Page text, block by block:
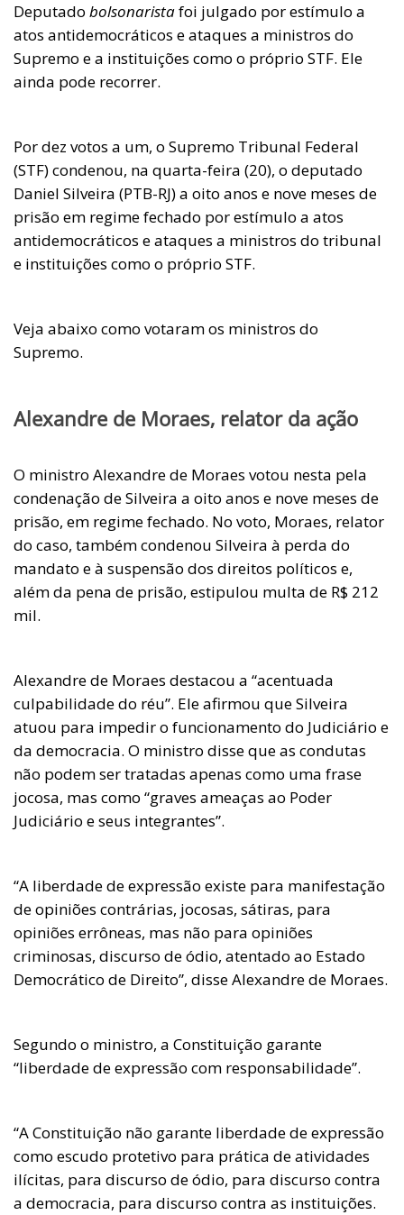
Deputado bolsonaristafoi julgado por estímulo a
atos antidemocráticos e ataques a ministros do
Supremo e a instituições como o próprio STF. Ele
ainda pode recorrer.
Por dez votos a um, o Supremo Tribunal Federal
(STF) condenou, na quarta-feira (20), o deputado
Daniel Silveira (PTB-RJ) a oito anos e nove meses de
prisão em regime fechado por estímulo a atos
antidemocráticos e ataques a ministros do tribunal
e instituições como o próprio STF.
Veja abaixo como votaram os ministros do
Supremo.
Alexandre de Moraes, relator da ação
O ministro Alexandre de Moraes votou nesta pela
condenação de Silveira a oito anos e nove meses de
prisão, em regime fechado. No voto, Moraes, relator
do caso, também condenou Silveira à perda do
mandato e à suspensão dos direitos políticos e,
além da pena de prisão, estipulou multa de R$ 212
mil.
Alexandre de Moraes destacou a “acentuada
culpabilidade do réu”. Ele afirmou que Silveira
atuou para impedir o funcionamento do Judiciário e
da democracia. O ministro disse que as condutas
não podem ser tratadas apenas como uma frase
jocosa, mas como “graves ameaças ao Poder
Judiciário e seus integrantes”.
“A liberdade de expressão existe para manifestação
de opiniões contrárias, jocosas, sátiras, para
opiniões errôneas, mas não para opiniões
criminosas, discurso de ódio, atentado ao Estado
Democrático de Direito”, disse Alexandre de Moraes.
Segundo o ministro, a Constituição garante
“liberdade de expressão com responsabilidade”.
“A Constituição não garante liberdade de expressão
como escudo protetivo para prática de atividades
ilícitas, para discurso de ódio, para discurso contra
a democracia, para discurso contra as instituições.